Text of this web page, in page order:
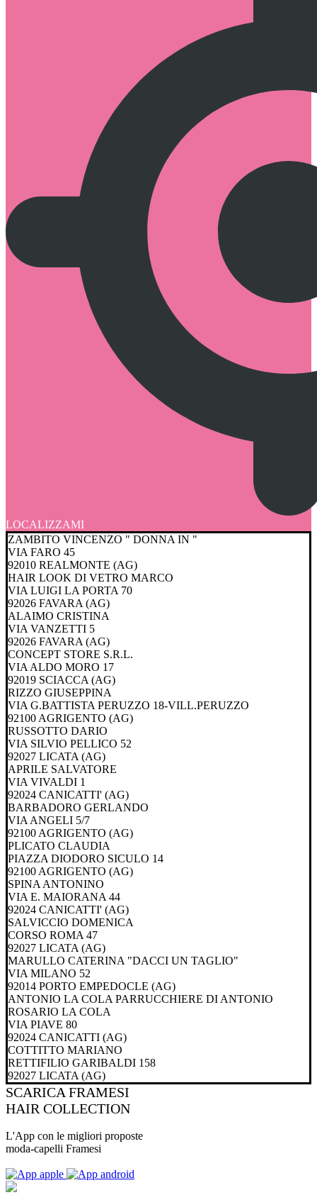
LOCALIZZAMI
ZAMBITO VINCENZO " DONNA IN "
VIA FARO 45
92010 REALMONTE (AG)
HAIR LOOK DI VETRO MARCO
VIA LUIGI LA PORTA 70
92026 FAVARA (AG)
ALAIMO CRISTINA
VIA VANZETTI 5
92026 FAVARA (AG)
CONCEPT STORE S.R.L.
VIA ALDO MORO 17
92019 SCIACCA (AG)
RIZZO GIUSEPPINA
VIA G.BATTISTA PERUZZO 18-VILL.PERUZZO
92100 AGRIGENTO (AG)
RUSSOTTO DARIO
VIA SILVIO PELLICO 52
92027 LICATA (AG)
APRILE SALVATORE
VIA VIVALDI 1
92024 CANICATTI' (AG)
BARBADORO GERLANDO
VIA ANGELI 5/7
92100 AGRIGENTO (AG)
PLICATO CLAUDIA
PIAZZA DIODORO SICULO 14
92100 AGRIGENTO (AG)
SPINA ANTONINO
VIA E. MAIORANA 44
92024 CANICATTI' (AG)
SALVICCIO DOMENICA
CORSO ROMA 47
92027 LICATA (AG)
MARULLO CATERINA "DACCI UN TAGLIO"
VIA MILANO 52
92014 PORTO EMPEDOCLE (AG)
ANTONIO LA COLA PARRUCCHIERE DI ANTONIO
ROSARIO LA COLA
VIA PIAVE 80
92024 CANICATTI (AG)
COTTITTO MARIANO
RETTIFILIO GARIBALDI 158
92027 LICATA (AG)
SCARICA FRAMESI
HAIR COLLECTION
L'App con le migliori proposte
moda-capelli Framesi